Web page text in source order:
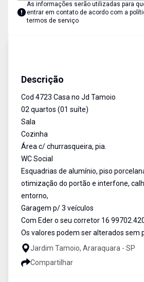
As informações serão utilizadas para
entrar em contato de acordo com a
termos de serviço
Descrição
Cod 4723 Casa no Jd Tamoio
02 quartos (01 suíte)
Sala
Cozinha
Área c/ churrasqueira, pia.
WC Social
Esquadrias de alumínio, piso
otimização do portão e interfone,
entorno,
Garagem p/ 3 veículos
Com Eder o seu corretor 16
Os valores podem ser alterados sem
Jardim Tamoio, Araraquara - SP
Compartilhar